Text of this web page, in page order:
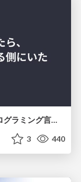
わからない話を追いかけたら、プログラミング言語を作る側にいた
3 440